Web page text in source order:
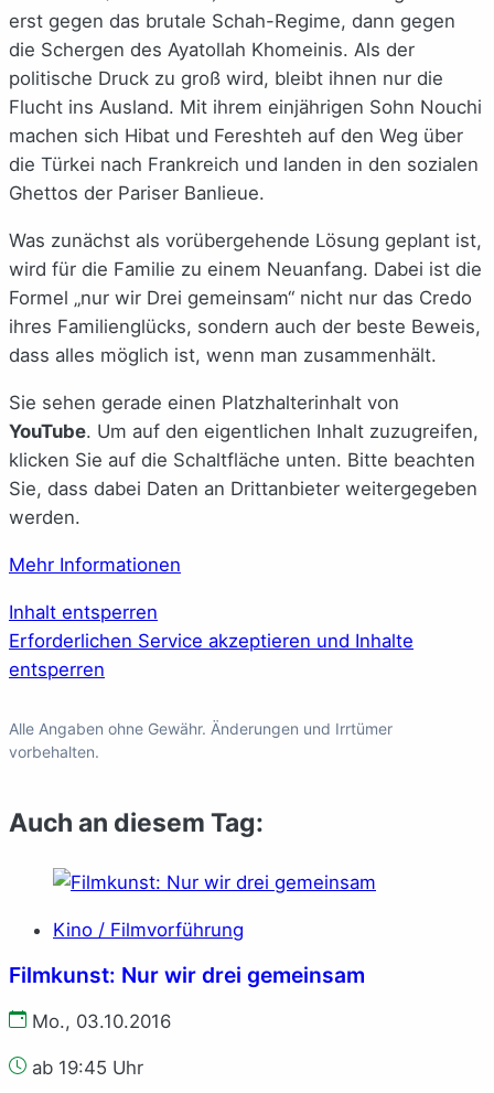
erst gegen das brutale Schah-Regime, dann gegen
die Schergen des Ayatollah Khomeinis. Als der
politische Druck zu groß wird, bleibt ihnen nur die
Flucht ins Ausland. Mit ihrem einjährigen Sohn Nouchi
machen sich Hibat und Fereshteh auf den Weg über
die Türkei nach Frankreich und landen in den sozialen
Ghettos der Pariser Banlieue.
Was zunächst als vorübergehende Lösung geplant ist,
wird für die Familie zu einem Neuanfang. Dabei ist die
Formel „nur wir Drei gemeinsam“ nicht nur das Credo
ihres Familienglücks, sondern auch der beste Beweis,
dass alles möglich ist, wenn man zusammenhält.
Sie sehen gerade einen Platzhalterinhalt von
YouTube. Um auf den eigentlichen Inhalt zuzugreifen,
klicken Sie auf die Schaltfläche unten. Bitte beachten
Sie, dass dabei Daten an Drittanbieter weitergegeben
werden.
Mehr Informationen
Inhalt entsperren
Erforderlichen Service akzeptieren und Inhalte
entsperren
Alle Angaben ohne Gewähr. Änderungen und Irrtümer
vorbehalten.
Auch an diesem Tag:
Kino / Filmvorführung
Filmkunst: Nur wir drei gemeinsam
Mo., 03.10.2016
ab 19:45 Uhr